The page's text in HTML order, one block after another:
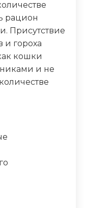
рацион
Присутствие
и гороха
кошки
и не